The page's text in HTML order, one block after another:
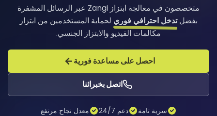
متخصصون في معالجة ابتزاز Zangi عبر الرسائل المشفرة
بفضل تدخل احترافي فوري لحماية المستخدمين من ابتزاز
مكالمات الفيديو والابتزاز الجنسي.
احصل على مساعدة فورية
اتصل بخبرائنا
سرية تامة دعم 24/7 معدل نجاح مرتفع